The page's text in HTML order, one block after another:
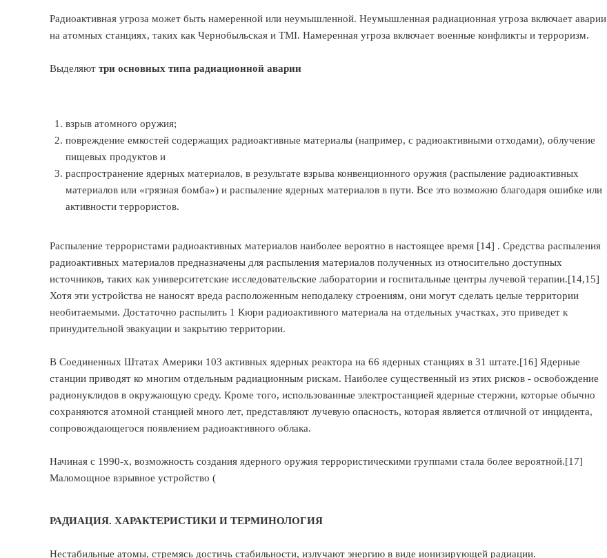
Радиоактивная угроза может быть намеренной или неумышленной. Неумышленная радиационная угроза включает аварии
на атомных станциях, таких как Чернобыльская и TMI. Намеренная угроза включает военные конфликты и терроризм.
Выделяют три основных типа радиационной аварии
взрыв атомного оружия;
повреждение емкостей содержащих радиоактивные материалы (например, с радиоактивными отходами), облучение
пищевых продуктов и
распространение ядерных материалов, в результате взрыва конвенционного оружия (распыление радиоактивных
материалов или «грязная бомба») и распыление ядерных материалов в пути. Все это возможно благодаря ошибке или
активности террористов.
Распыление террористами радиоактивных материалов наиболее вероятно в настоящее время [14] . Средства распыления
радиоактивных материалов предназначены для распыления материалов полученных из относительно доступных
источников, таких как университетские исследовательские лаборатории и госпитальные центры лучевой терапии.[14,15]
Хотя эти устройства не наносят вреда расположенным неподалеку строениям, они могут сделать целые территории
необитаемыми. Достаточно распылить 1 Кюри радиоактивного материала на отдельных участках, это приведет к
принудительной эвакуации и закрытию территории.
В Соединенных Штатах Америки 103 активных ядерных реактора на 66 ядерных станциях в 31 штате.[16] Ядерные
станции приводят ко многим отдельным радиационным рискам. Наиболее существенный из этих рисков - освобождение
радионуклидов в окружающую среду. Кроме того, использованные электростанцией ядерные стержни, которые обычно
сохраняются атомной станцией много лет, представляют лучевую опасность, которая является отличной от инцидента,
сопровождающегося появлением радиоактивного облака.
Начиная с 1990-х, возможность создания ядерного оружия террористическими группами стала более вероятной.[17]
Маломощное взрывное устройство (
РАДИАЦИЯ. ХАРАКТЕРИСТИКИ И ТЕРМИНОЛОГИЯ
Нестабильные атомы, стремясь достичь стабильности, излучают энергию в виде ионизирующей радиации.